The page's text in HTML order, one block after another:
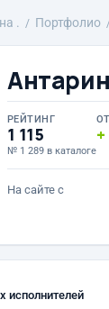
. Портфолио
РЕЙТИНГ
1 115
№ 1 289 в каталоге
На сайте с
исполнителей